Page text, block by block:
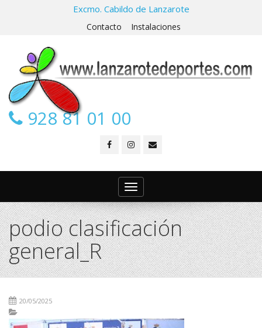
Excmo. Cabildo de Lanzarote
Contacto Instalaciones
928 81 01 00
Toggle
navigation
podio clasificación
general_R
20/05/2025